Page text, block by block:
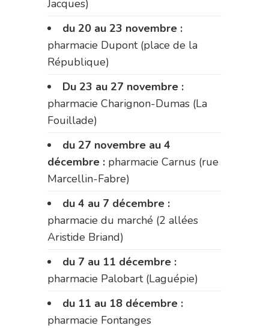
Jacques)
du 20 au 23 novembre :
pharmacie Dupont (place de la
République)
Du 23 au 27 novembre :
pharmacie Charignon-Dumas (La
Fouillade)
du 27 novembre au 4
décembre : pharmacie Carnus (rue
Marcellin-Fabre)
du 4 au 7 décembre :
pharmacie du marché (2 allées
Aristide Briand)
du 7 au 11 décembre :
pharmacie Palobart (Laguépie)
du 11 au 18 décembre :
pharmacie Fontanges